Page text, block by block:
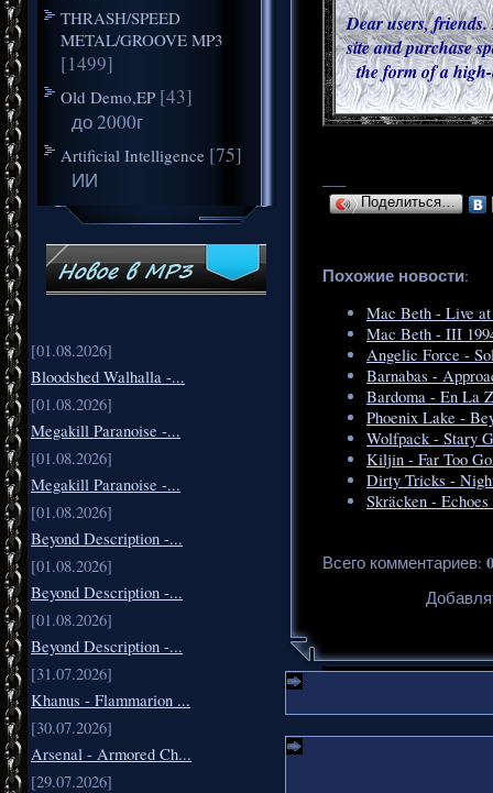
THRASH/SPEED
METAL/GROOVE MP3
[1499]
Old Demo,EP [43]
до 2000г
Artificial Intelligence [75]
ИИ
[01.08.2026]
Bloodshed Walhalla -...
[01.08.2026]
Megakill Paranoise -...
[01.08.2026]
Megakill Paranoise -...
[01.08.2026]
Beyond Description -...
[01.08.2026]
Beyond Description -...
[01.08.2026]
Beyond Description -...
[31.07.2026]
Khanus - Flammarion ...
[30.07.2026]
Arsenal - Armored Ch...
[29.07.2026]
Dear users,
site and purchase
the form of a
Поделиться…
Похожие новости:
Mac Beth - Live at
Mac Beth - III
Angelic Force -
Barnabas -
Bardoma - En La
Phoenix Lake -
Wolfpack - Stary
Kiljin - Far Too
Dirty Tricks -
Skräcken -
Всего комментариев: 0